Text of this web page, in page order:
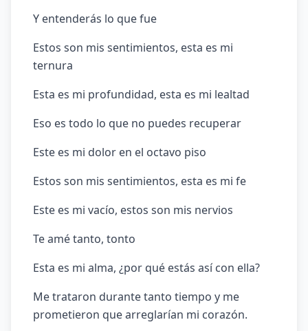
Y entenderás lo que fue
Estos son mis sentimientos, esta es mi
ternura
Esta es mi profundidad, esta es mi lealtad
Eso es todo lo que no puedes recuperar
Este es mi dolor en el octavo piso
Estos son mis sentimientos, esta es mi fe
Este es mi vacío, estos son mis nervios
Te amé tanto, tonto
Esta es mi alma, ¿por qué estás así con ella?
Me trataron durante tanto tiempo y me
prometieron que arreglarían mi corazón.